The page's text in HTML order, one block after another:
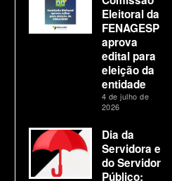
Eleitoral da
FENAGESP
aprova
edital para
eleição da
entidade
4 de julho de
2026
Dia da
Servidora e
do Servidor
Público: